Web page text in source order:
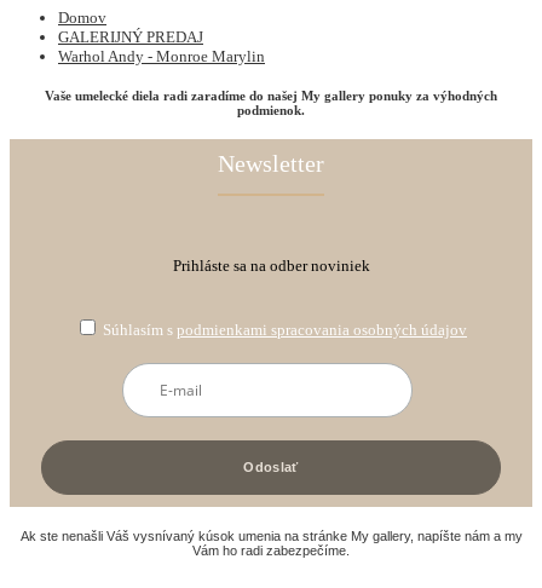
Domov
GALERIJNÝ PREDAJ
Warhol Andy - Monroe Marylin
Vaše umelecké diela radi zaradíme do našej My gallery ponuky za výhodných
podmienok.
Newsletter
Prihláste sa na odber noviniek
Súhlasím s podmienkami spracovania osobných údajov
Ak ste nenašli Váš vysnívaný kúsok umenia na stránke My gallery, napíšte nám a my
Vám ho radi zabezpečíme.